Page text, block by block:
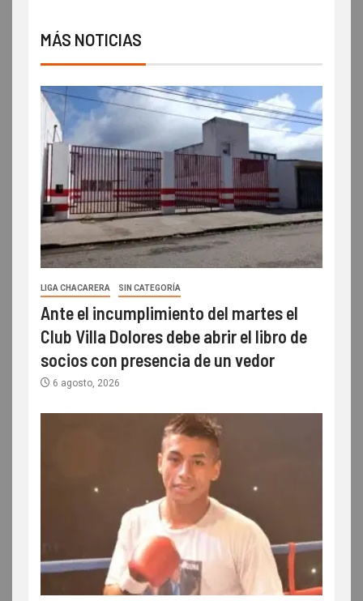
MÁS NOTICIAS
LIGA CHACARERA SIN CATEGORÍA
Ante el incumplimiento del martes el
Club Villa Dolores debe abrir el libro de
socios con presencia de un vedor
6 agosto, 2026